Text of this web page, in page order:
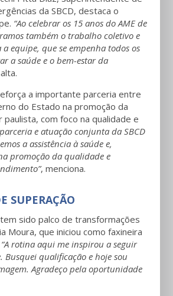
da SBCD, destaca o
“Ao celebrar os 15 anos do AME de
também o trabalho coletivo e
equipe, que se empenha todos os
a saúde e o bem-estar da
a importante parceria entre
do Estado na promoção da
paulista, com foco na qualidade e
parceria e atuação conjunta da SBCD
a assistência à saúde e,
promoção da qualidade e
, menciona.
SUPERAÇÃO
sido palco de transformações
Moura, que iniciou como faxineira
“A rotina aqui me inspirou a seguir
Busquei qualificação e hoje sou
Agradeço pela oportunidade